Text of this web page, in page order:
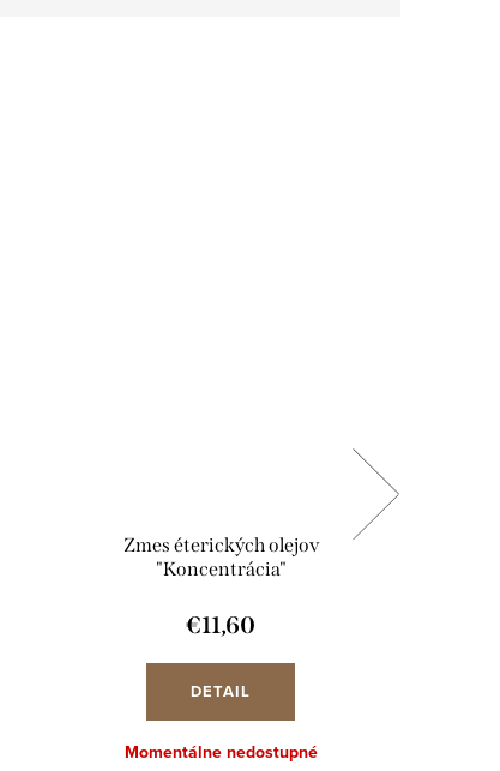
Zmes éterických olejov
"Koncentrácia"
€11,60
DETAIL
Momentálne nedostupné